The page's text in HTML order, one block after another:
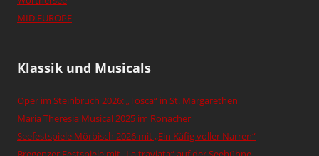
MID EUROPE
Klassik und Musicals
Oper im Steinbruch 2026: „Tosca“ in St. Margarethen
Maria Theresia Musical 2025 im Ronacher
Seefestspiele Mörbisch 2026 mit „Ein Käfig voller Narren“